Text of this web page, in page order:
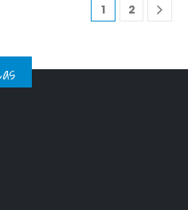
1 2